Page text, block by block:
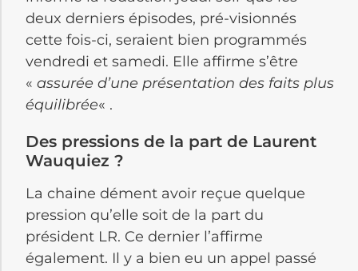
deux derniers épisodes, pré-visionnés
cette fois-ci, seraient bien programmés
vendredi et samedi. Elle affirme s’être
« assurée d’une présentation des faits plus
équilibrée« .
Des pressions de la part de Laurent
Wauquiez ?
La chaine dément avoir reçue quelque
pression qu’elle soit de la part du
président LR. Ce dernier l’affirme
également. Il y a bien eu un appel passé